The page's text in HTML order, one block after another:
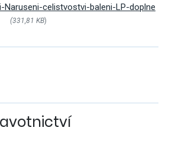
Naruseni-celistvostvi-baleni-LP-doplne
(331,81 KB)